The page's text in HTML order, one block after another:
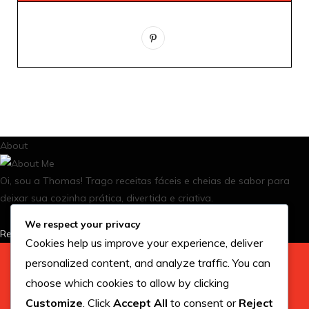
P
e
s
About
Oi, sou a Thomas! Trago receitas fáceis e cheias de sabor para
deixar sua cozinha prática, divertida e criativa.
Read More
We respect your privacy
Cookies help us improve your experience, deliver
personalized content, and analyze traffic. You can
choose which cookies to allow by clicking
Customize. Click Accept All to consent or Reject